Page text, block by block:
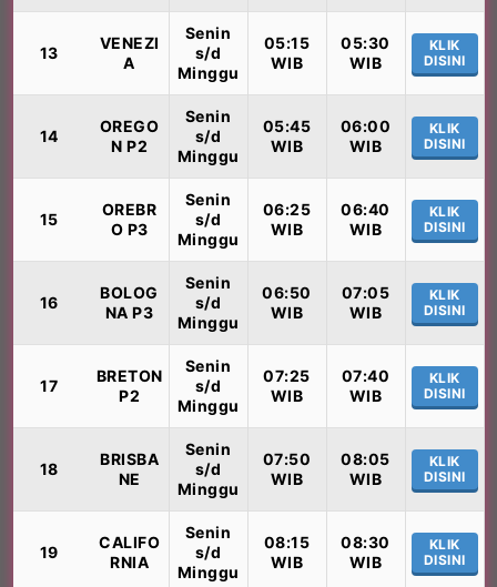
13
VENEZI
A
Senin
s/d
Minggu
05:15
WIB
05:30
WIB
KLIK
DISINI
14
OREGO
N P2
Senin
s/d
Minggu
05:45
WIB
06:00
WIB
KLIK
DISINI
15
OREBR
O P3
Senin
s/d
Minggu
06:25
WIB
06:40
WIB
KLIK
DISINI
16
BOLOG
NA P3
Senin
s/d
Minggu
06:50
WIB
07:05
WIB
KLIK
DISINI
17
BRETON
P2
Senin
s/d
Minggu
07:25
WIB
07:40
WIB
KLIK
DISINI
18
BRISBA
NE
Senin
s/d
Minggu
07:50
WIB
08:05
WIB
KLIK
DISINI
19
CALIFO
RNIA
Senin
s/d
Minggu
08:15
WIB
08:30
WIB
KLIK
DISINI